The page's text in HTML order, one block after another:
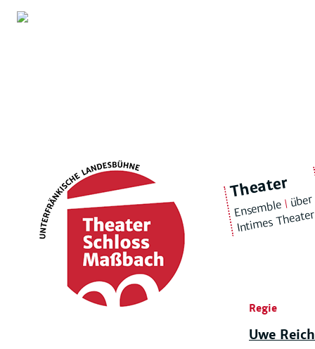
Regie
Uwe
Theater
Ensemble|
Intimes Theater